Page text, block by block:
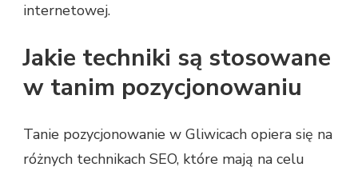
internetowej.
Jakie techniki są stosowane
w tanim pozycjonowaniu
Tanie pozycjonowanie w Gliwicach opiera się na
różnych technikach SEO, które mają na celu